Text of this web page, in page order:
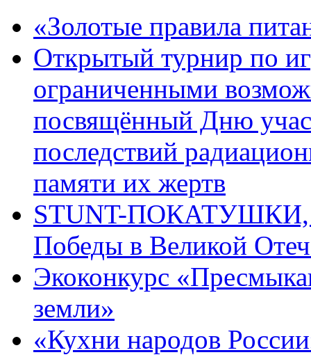
«Золотые правила
Открытый турнир по
ограниченными
посвящённый Дню
последствий
памяти их жертв
STUNT-ПОКАТУШКИ,
Победы в Великой
Экоконкурс
земли»
«Кухни народов